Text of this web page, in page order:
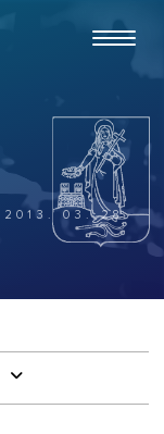
2013. 03. 28.